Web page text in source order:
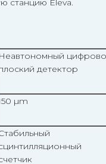
станцию Eleva.
Неавтономный
детектор
µm